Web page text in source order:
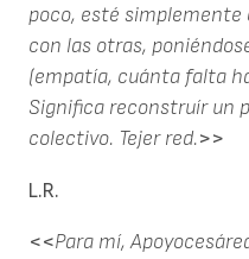
poco, esté
con las otras,
(empatía, cuánta falta
Significa reconstruír un
colectivo. Tejer red.>>
L.R.
<<Para mí,